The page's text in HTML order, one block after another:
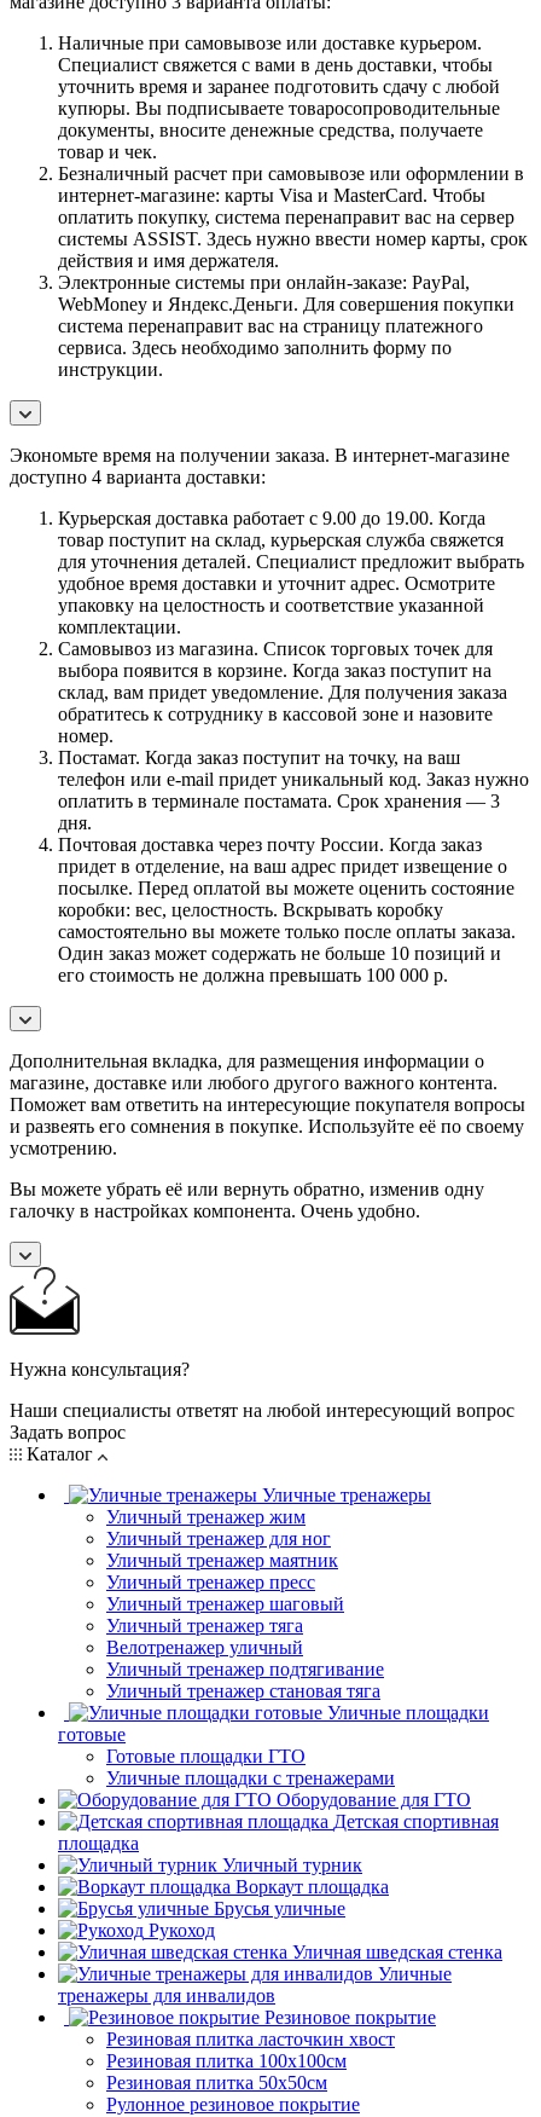
Наличные при самовывозе или доставке курьером.
Специалист свяжется с вами в день доставки, чтобы
уточнить время и заранее подготовить сдачу с любой
купюры. Вы подписываете товаросопроводительные
документы, вносите денежные средства, получаете
товар и чек.
Безналичный расчет при самовывозе или оформлении в
интернет-магазине: карты Visa и MasterCard. Чтобы
оплатить покупку, система перенаправит вас на сервер
системы ASSIST. Здесь нужно ввести номер карты, срок
действия и имя держателя.
Электронные системы при онлайн-заказе: PayPal,
WebMoney и Яндекс.Деньги. Для совершения покупки
система перенаправит вас на страницу платежного
сервиса. Здесь необходимо заполнить форму по
инструкции.
Экономьте время на получении заказа. В интернет-магазине
доступно 4 варианта доставки:
Курьерская доставка работает с 9.00 до 19.00. Когда
товар поступит на склад, курьерская служба свяжется
для уточнения деталей. Специалист предложит выбрать
удобное время доставки и уточнит адрес. Осмотрите
упаковку на целостность и соответствие указанной
комплектации.
Самовывоз из магазина. Список торговых точек для
выбора появится в корзине. Когда заказ поступит на
склад, вам придет уведомление. Для получения заказа
обратитесь к сотруднику в кассовой зоне и назовите
номер.
Постамат. Когда заказ поступит на точку, на ваш
телефон или e-mail придет уникальный код. Заказ нужно
оплатить в терминале постамата. Срок хранения — 3
дня.
Почтовая доставка через почту России. Когда заказ
придет в отделение, на ваш адрес придет извещение о
посылке. Перед оплатой вы можете оценить состояние
коробки: вес, целостность. Вскрывать коробку
самостоятельно вы можете только после оплаты заказа.
Один заказ может содержать не больше 10 позиций и
его стоимость не должна превышать 100 000 р.
Дополнительная вкладка, для размещения информации о
магазине, доставке или любого другого важного контента.
Поможет вам ответить на интересующие покупателя вопросы
и развеять его сомнения в покупке. Используйте её по своему
усмотрению.
Вы можете убрать её или вернуть обратно, изменив одну
галочку в настройках компонента. Очень удобно.
Нужна консультация?
Наши специалисты ответят на любой интересующий вопрос
Задать вопрос
Каталог
Уличные тренажеры
Уличный тренажер жим
Уличный тренажер для ног
Уличный тренажер маятник
Уличный тренажер пресс
Уличный тренажер шаговый
Уличный тренажер тяга
Велотренажер уличный
Уличный тренажер подтягивание
Уличный тренажер становая тяга
Уличные площадки
готовые
Готовые площадки ГТО
Уличные площадки с тренажерами
Оборудование для ГТО
Детская спортивная
площадка
Уличный турник
Воркаут площадка
Брусья уличные
Рукоход
Уличная шведская стенка
Уличные
тренажеры для инвалидов
Резиновое покрытие
Резиновая плитка ласточкин хвост
Резиновая плитка 100х100см
Резиновая плитка 50х50см
Рулонное резиновое покрытие